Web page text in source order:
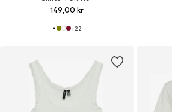
149,00 kr
+22